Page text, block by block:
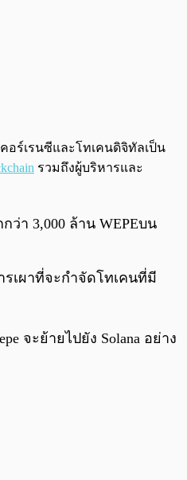
0:00/0:00
อร์เรนซีและโทเคนดิจิทัลเป็น
รวมถึงผู้บริหารและ
ว่า 3,000 ล้าน WEPEบน
เผาที่จะกำจัดโทเคนที่มี
จะย้ายไปยัง Solana อย่าง